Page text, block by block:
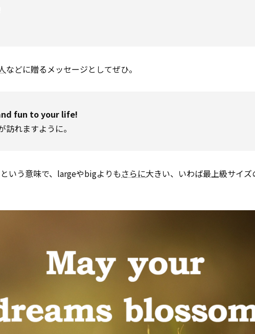
などに贈るメッセージとしてぜひ。
fun to your life!
れますように。
いう意味で、largeやbigよりもさらに大きい、いわば最上級サイズ